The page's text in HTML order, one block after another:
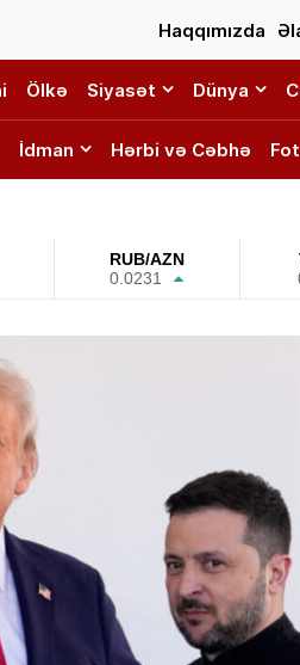
Haqqımızda
Ölkə Siyasət Dünya
İdman Hərbi və Cəbhə
RUB/AZN
0.0231